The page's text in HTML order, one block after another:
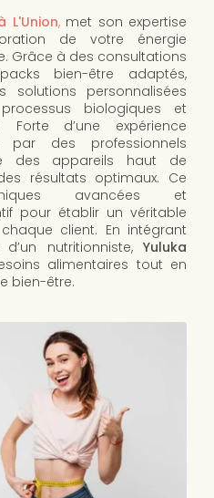
L'Union, met son expertise
de votre énergie
Grâce à des consultations
bien-être adaptés,
solutions personnalisées
biologiques et
d’une expérience
des professionnels
des appareils haut de
résultats optimaux. Ce
avancées et
pour établir un véritable
client. En intégrant
nutritionniste, Yuluka
alimentaires tout en
bien-être.